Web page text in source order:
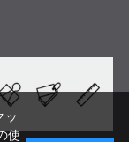
ッ
使